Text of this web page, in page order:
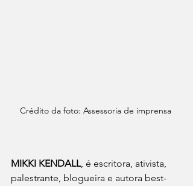
Crédito da foto: Assessoria de imprensa
MIKKI KENDALL, é escritora, ativista,
palestrante, blogueira e autora best-